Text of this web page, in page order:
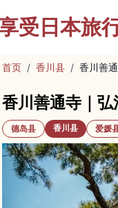
受 日本旅
首页 / 香川县 / 香川善
香川善通寺｜
德岛县 香川县 爱媛